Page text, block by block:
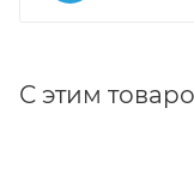
С этим